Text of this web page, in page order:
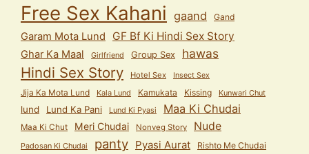
Free Sex Kahani gaand Gand
Garam Mota Lund GF Bf Ki Hindi Sex Story
Ghar Ka Maal Girlfriend Group Sex hawas
Hindi Sex Story Hotel Sex Insect Sex
Jija Ka Mota Lund Kala Lund Kamukata Kissing Kunwari Chut
lund Lund Ka Pani Lund Ki Pyasi Maa Ki Chudai
Maa Ki Chut Meri Chudai Nonveg Story Nude
Padosan Ki Chudai panty Pyasi Aurat Rishto Me Chudai